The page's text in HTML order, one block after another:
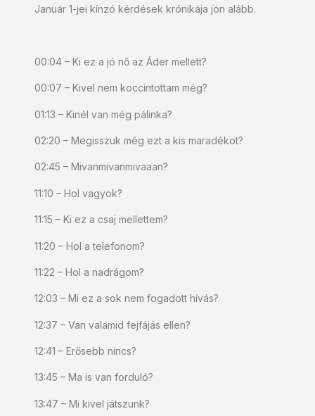
Január 1-jei kínzó kérdések krónikája jön alább.
00:04 – Ki ez a jó nő az Áder mellett?
00:07 – Kivel nem koccintottam még?
01:13 – Kinél van még pálinka?
02:20 – Megisszuk még ezt a kis maradékot?
02:45 – Mivanmivanmivaaan?
11:10 – Hol vagyok?
11:15 – Ki ez a csaj mellettem?
11:20 – Hol a telefonom?
11:22 – Hol a nadrágom?
12:03 – Mi ez a sok nem fogadott hívás?
12:37 – Van valamid fejfájás ellen?
12:41 – Erősebb nincs?
13:45 – Ma is van forduló?
13:47 – Mi kivel játszunk?